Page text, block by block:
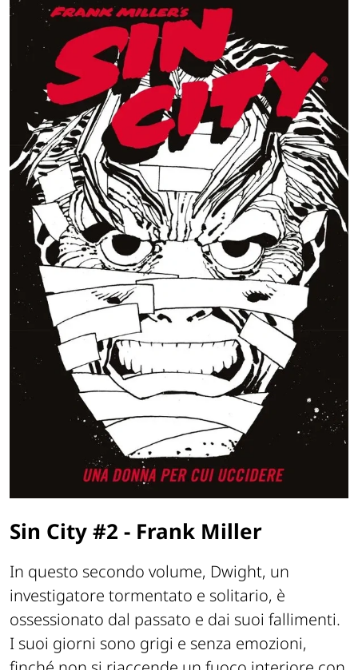
Sin City #2 - Frank Miller
In questo secondo volume, Dwight, un
investigatore tormentato e solitario, è
ossessionato dal passato e dai suoi fallimenti.
I suoi giorni sono grigi e senza emozioni,